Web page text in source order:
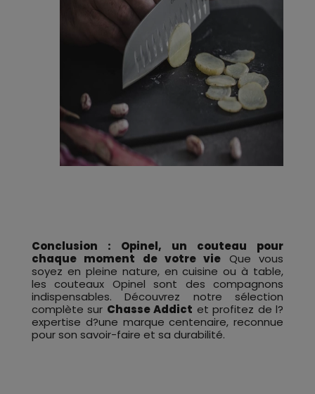
Conclusion : Opinel, un couteau pour
chaque moment de votre vie Que vous
soyez en pleine nature, en cuisine ou à table,
les couteaux Opinel sont des compagnons
indispensables. Découvrez notre sélection
complète sur Chasse Addict et profitez de l?
expertise d?une marque centenaire, reconnue
pour son savoir-faire et sa durabilité.